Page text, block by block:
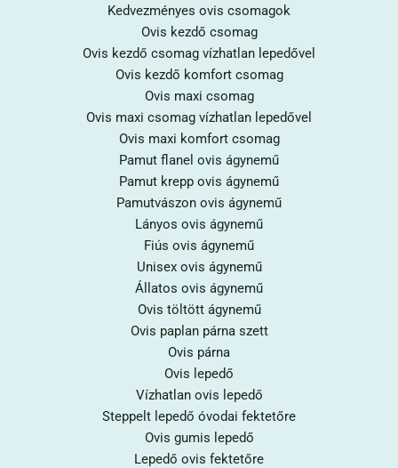
Kedvezményes ovis csomagok
Ovis kezdő csomag
Ovis kezdő csomag vízhatlan lepedővel
Ovis kezdő komfort csomag
Ovis maxi csomag
Ovis maxi csomag vízhatlan lepedővel
Ovis maxi komfort csomag
Pamut flanel ovis ágynemű
Pamut krepp ovis ágynemű
Pamutvászon ovis ágynemű
Lányos ovis ágynemű
Fiús ovis ágynemű
Unisex ovis ágynemű
Állatos ovis ágynemű
Ovis töltött ágynemű
Ovis paplan párna szett
Ovis párna
Ovis lepedő
Vízhatlan ovis lepedő
Steppelt lepedő óvodai fektetőre
Ovis gumis lepedő
Lepedő ovis fektetőre